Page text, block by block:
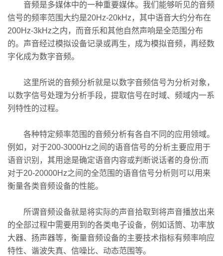
音频是多媒体中的一种重要媒体。我们能够听见的音频
信号的频率范围大约是20Hz-20kHz，其中语音大约分布在
200Hz-3kHz之内，而音乐和其他自然声响是全范围分布
的。声音经过模拟设备记录或再生，成为模拟音频，再经数
字化成为数字音频。
这里所说的音频分析就是以数字音频信号为分析对象，
以数字信号处理为分析手段，提取信号在时域、频域内一系
列特性的过程。
各种特定频率范围的音频分析有各自不同的应用领域。
例如，对于200-3000Hz之间的语音信号的分析主要应用于
语音识别，其用途是确定语音内容或判断说话者的身份;而
对于20-20000Hz之间的全范围的语音信号分析则可以用来
衡量各类音频设备的性能。
所谓音频设备就是将实际的声音拾取到将声音播放出来
的全部过程中需要用到的各类电子设备，例如话筒、功率放
大器、扬声器等，衡量音频设备的主要技术指标有频率响应
特性、谐波失真、信噪比、动态范围等。